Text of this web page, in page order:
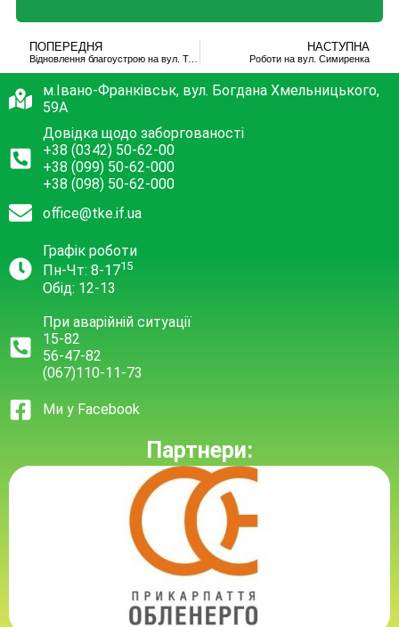
ПОПЕРЕДНЯ
Відновлення благоустрою на вул. Тролейбусній
НАСТУПНА
Роботи на вул. Симиренка
м.Івано-Франківськ, вул. Богдана Хмельницького,
59А
Довідка щодо заборгованості
+38 (0342) 50-62-00
+38 (099) 50-62-000
+38 (098) 50-62-000
office@tke.if.ua
Графік роботи
Пн-Чт: 8-1715
Обід: 12-13
При аварійній ситуації
15-82
56-47-82
(067)110-11-73
Ми у Facebook
Партнери: